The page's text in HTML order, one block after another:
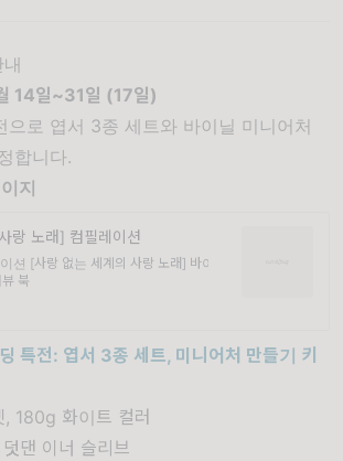
14일~31일 (17일)
으로 엽서 3종 세트와 바이닐 미니어처
합니다.
지
랑 노래] 컴필레이션
션 [사랑 없는 세계의 사랑 노래] 바이
북
특전: 엽서 3종 세트, 미니어처 만들기 키
180g 화이트 컬러
댄 이너 슬리브